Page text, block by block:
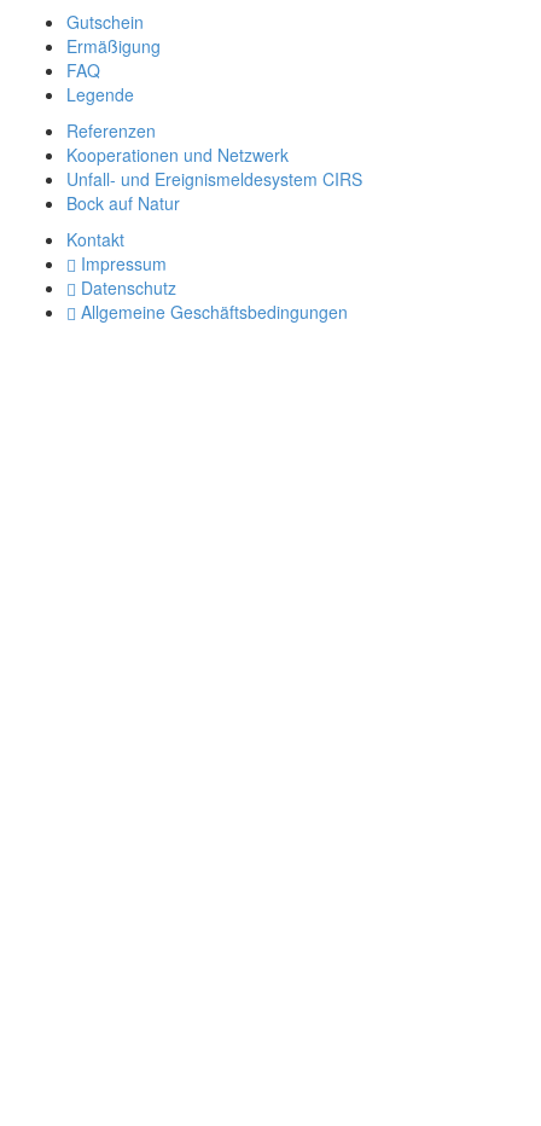
Gutschein
Ermäßigung
FAQ
Legende
Referenzen
Kooperationen und Netzwerk
Unfall- und Ereignismeldesystem CIRS
Bock auf Natur
Kontakt
Impressum
Datenschutz
Allgemeine Geschäftsbedingungen